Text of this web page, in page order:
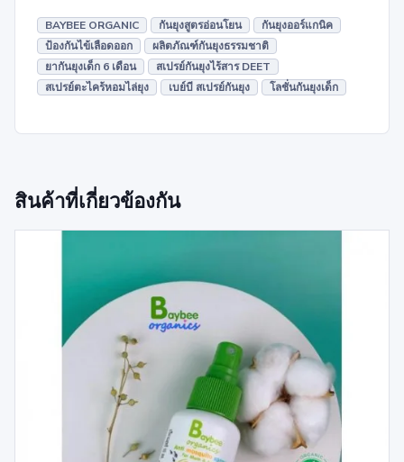
BAYBEE ORGANIC กันยุงสูตรอ่อนโยน
กันยุงออร์แกนิค
ป้องกันไข้เลือดออก
ผลิตภัณฑ์กันยุงธรรมชาติ
ยากันยุงเด็ก 6 เดือน
สเปรย์กันยุงไร้สาร DEET
สเปรย์ตะไคร้หอมไล่ยุง
เบย์บี สเปรย์กันยุง โลชั่นกันยุงเด็ก
สินค้าที่เกี่ยวข้องกัน